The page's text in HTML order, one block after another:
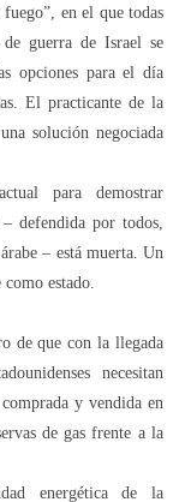
en el que todas
guerra de Israel se
opciones para el día
El practicante de la
solución negociada
para demostrar
defendida por todos,
– está muerta. Un
estado.
de que con la llegada
necesitan
y vendida en
de gas frente a la
energética de la